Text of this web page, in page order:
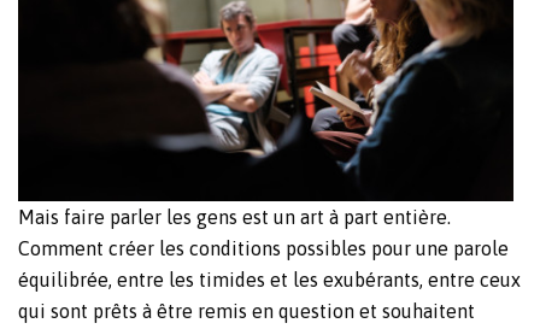
Mais faire parler les gens est un art à part entière.
Comment créer les conditions possibles pour une parole
équilibrée, entre les timides et les exubérants, entre ceux
qui sont prêts à être remis en question et souhaitent